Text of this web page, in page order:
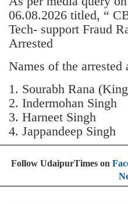
06.08.2026 titled, “
Tech- support Fraud
Arrested
Names of the arrested
1. Sourabh Rana
2. Indermohan Singh
3. ⁠Harneet Singh
4. ⁠Jappandeep Singh
Follow UdaipurTimes on